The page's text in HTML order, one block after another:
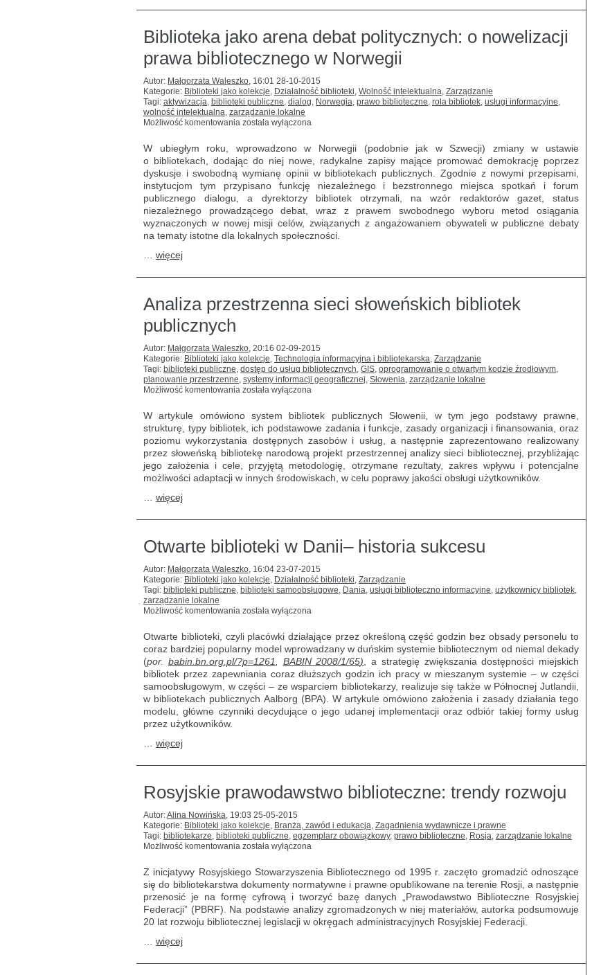
Biblioteka jako arena debat politycznych: o nowelizacji
prawa bibliotecznego w Norwegii
Autor: Małgorzata Waleszko, 16:01 28-10-2015
Kategorie: Biblioteki jako kolekcje, Działalność biblioteki, Wolność intelektualna, Zarządzanie
Tagi: aktywizacja, biblioteki publiczne, dialog, Norwegia, prawo biblioteczne, rola bibliotek, usługi informacyjne,
wolność intelektualna, zarządzanie lokalne
Możliwość komentowania Biblioteka
debat
politycznych:
o nowelizacji
prawa
bibliotecznego
w Norwegii
została wyłączona
W ubiegłym roku, wprowadzono w Norwegii (podobnie jak w Szwecji) zmiany w ustawie
o bibliotekach, dodając do niej nowe, radykalne zapisy mające promować demokrację poprzez
dyskusje i swobodną wymianę opinii w bibliotekach publicznych. Zgodnie z nowymi przepisami,
instytucjom tym przypisano funkcję niezależnego i bezstronnego miejsca spotkań i forum
publicznego dialogu, a dyrektorzy bibliotek otrzymali, na wzór redaktorów gazet, status
niezależnego prowadzącego debat, wraz z prawem swobodnego wyboru metod osiągania
wyznaczonych w nowej misji celów, związanych z angażowaniem obywateli w publiczne debaty
na tematy istotne dla lokalnych społeczności.
więcej
Analiza przestrzenna sieci słoweńskich bibliotek
publicznych
Autor: Małgorzata Waleszko, 20:16 02-09-2015
Kategorie: Biblioteki jako kolekcje, Technologia informacyjna i bibliotekarska, Zarządzanie
Tagi: biblioteki publiczne, dostęp do usług bibliotecznych, GIS, oprogramowanie o otwartym kodzie źrodłowym,
planowanie przestrzenne, systemy informacji geograficznej, Słowenia, zarządzanie lokalne
Możliwość komentowania Analiza
słoweńskich
bibliotek
publicznych
została wyłączona
W artykule omówiono system bibliotek publicznych Słowenii, w tym jego podstawy prawne,
strukturę, typy bibliotek, ich podstawowe zadania i funkcje, zasady organizacji i finansowania, oraz
poziomu wykorzystania dostępnych zasobów i usług, a następnie zaprezentowano realizowany
przez słoweńską bibliotekę narodową projekt przestrzennej analizy sieci bibliotecznej, przybliżając
jego założenia i cele, przyjętą metodologię, otrzymane rezultaty, zakres wpływu i potencjalne
możliwości adaptacji w innych środowiskach, w celu poprawy jakości obsługi użytkowników.
więcej
Otwarte biblioteki w Danii– historia sukcesu
Autor: Małgorzata Waleszko, 16:04 23-07-2015
Kategorie: Biblioteki jako kolekcje, Działalność biblioteki, Zarządzanie
Tagi: biblioteki publiczne, biblioteki samoobsługowe, Dania, usługi biblioteczno informacyjne, użytkownicy bibliotek,
zarządzanie lokalne
Możliwość komentowania Otwarte
w Danii–
historia
sukcesu
została wyłączona
Otwarte biblioteki, czyli placówki działające przez określoną część godzin bez obsady personelu to
coraz bardziej popularny model wprowadzany w duńskim systemie bibliotecznym od niemal dekady
(por. babin.bn.org.pl/?p=1261 BABIN 2008/1/65) , a strategię zwiększania dostępności miejskich
bibliotek przez zapewniania coraz dłuższych godzin ich pracy w mieszanym systemie – w części
samoobsługowym, w części – ze wsparciem bibliotekarzy, realizuje się także w Północnej Jutlandii,
w bibliotekach publicznych Aalborg (BPA). W artykule omówiono założenia i zasady działania tego
modelu, główne czynniki decydujące o jego udanej implementacji oraz odbiór takiej formy usług
przez użytkowników.
więcej
Rosyjskie prawodawstwo biblioteczne: trendy rozwoju
Autor:Alina Nowińska, 19:03 25-05-2015
Kategorie: Biblioteki jako kolekcje, Branża, zawód i edukacja, Zagadnienia wydawnicze i prawne
Tagi: bibliotekarze, biblioteki publiczne, egzemplarz obowiązkowy, prawo biblioteczne, Rosja, zarządzanie lokalne
Możliwość komentowania Rosyjskie
biblioteczne:
trendy
rozwoju
została wyłączona
Z inicjatywy Rosyjskiego Stowarzyszenia Bibliotecznego od 1995 r. zaczęto gromadzić odnoszące
się do bibliotekarstwa dokumenty normatywne i prawne opublikowane na terenie Rosji, a następnie
przenosić je na formę cyfrową i tworzyć bazę danych „Prawodawstwo Biblioteczne Rosyjskiej
Federacji” (PBRF). Na podstawie analizy zgromadzonych w niej materiałów, autorka podsumowuje
20 lat rozwoju bibliotecznej legislacji w okręgach administracyjnych Rosyjskiej Federacji.
więcej